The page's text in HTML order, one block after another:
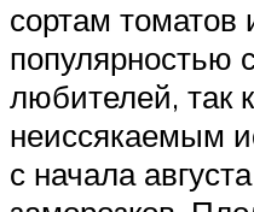
сортам томатов
популярностью
любителей, так
неиссякаемым
с начала